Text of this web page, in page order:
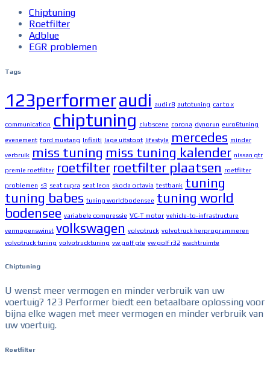
Chiptuning
Roetfilter
Adblue
EGR problemen
Tags
123performeraudi audi r8 autotuning car to x
communication chiptuning clubscene corona dynorun euro6tuning
evenement ford mustang Infiniti lage uitstoot lifestyle mercedes minder
verbruik miss tuning miss tuning kalender nissan gtr
premie roetfilter roetfilter roetfilter plaatsen roetfilter
problemen s3 seat cupra seat leon skoda octavia testbank tuning
tuning babes tuning worldbodensee tuning world
bodensee variabele compressie VC-T motor vehicle-to-infrastructure
vermogenswinst volkswagen volvotruck volvotruck herprogrammeren
volvotruck tuning volvotrucktuning vw golf gte vw golf r32 wachtruimte
Chiptuning
U wenst meer vermogen en minder verbruik van uw
voertuig? 123 Performer biedt een betaalbare oplossing voor
bijna elke wagen met meer vermogen en minder verbruik van
uw voertuig.
Roetfilter